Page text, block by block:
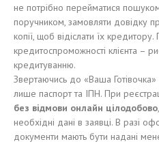
не потрібно перейматися
поручником, замовляти довідку
копії, щоб відіслати їх
кредитоспроможності клієнта –
кредитуванню.
Звертаючись до «Ваша
лише паспорт та ІПН. При
без відмови онлайн цілодобово
необхідні дані в заявці. В разі
документи мають бути надані